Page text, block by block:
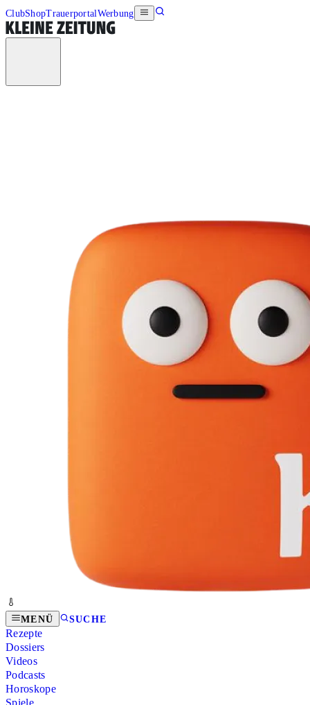
ClubShopTrauerportalWerbung
MENÜ SUCHE
Rezepte
Dossiers
Videos
Podcasts
Horoskope